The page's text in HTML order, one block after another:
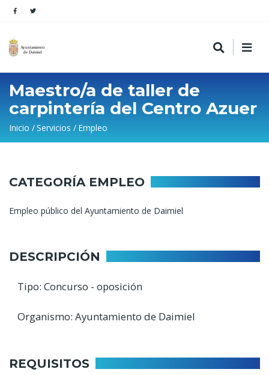
Maestro/a de taller de
carpintería del Centro Azuer
Sobrescribir
enlaces
ayuda
a
la
Inicio Servicios Empleo
CATEGORÍA EMPLEO
Empleo público del Ayuntamiento de Daimiel
DESCRIPCIÓN
Tipo: Concurso - oposición
Organismo: Ayuntamiento de Daimiel
REQUISITOS